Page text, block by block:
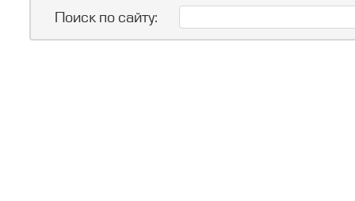
Поиск по сайту: